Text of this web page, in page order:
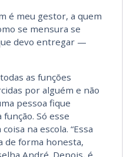
é meu gestor, a quem
se mensura se
devo entregar —
as funções
por alguém e não
pessoa fique
Só esse
na escola. “Essa
de forma honesta,
André. Depois, é